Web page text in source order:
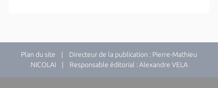
Plan du site | Directeur de la publication : Pierre-Mathieu
NICOLAI | Responsable éditorial : Alexandre VELA